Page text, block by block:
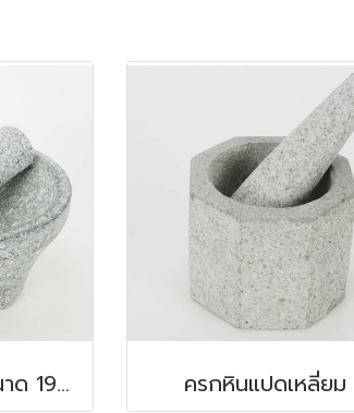
ครกหินแม็กซิโก ขนาด 19x10 ซม. ครกหินแปดเหลี่ยม